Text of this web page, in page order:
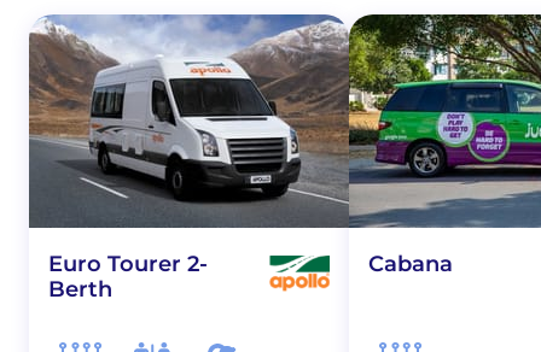
Euro Tourer 2-
Berth
Cabana